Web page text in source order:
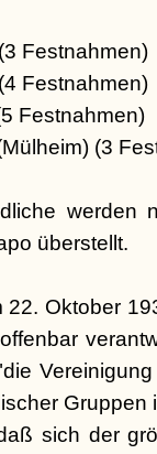
Festnahmen)
Festnahmen)
Festnahmen)
(3
werden
überstellt.
22. Oktober
Gruppen
sich der